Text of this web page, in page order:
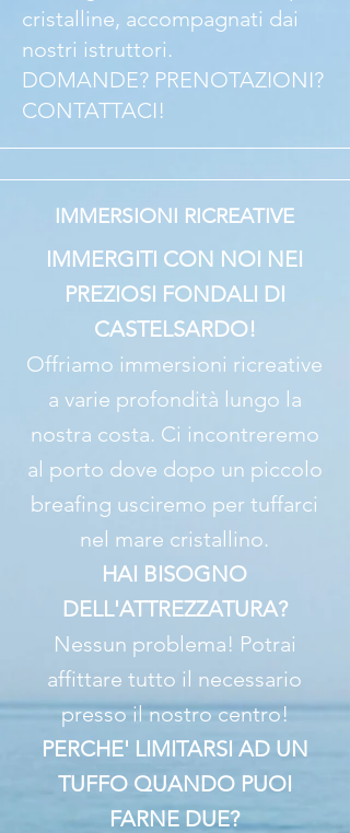
cristalline, accompagnati dai
nostri istruttori.
DOMANDE? PRENOTAZIONI?
CONTATTACI!
IMMERSIONI RICREATIVE
IMMERGITI CON NOI NEI
PREZIOSI FONDALI DI
CASTELSARDO!
Offriamo immersioni ricreative
a varie profondità lungo la
nostra costa. Ci incontreremo
al porto dove dopo un piccolo
breafing usciremo per tuffarci
nel mare cristallino.
HAI BISOGNO
DELL'ATTREZZATURA?
Nessun problema! Potrai
affittare tutto il necessario
presso il nostro centro!
PERCHE' LIMITARSI AD UN
TUFFO QUANDO PUOI
FARNE DUE?